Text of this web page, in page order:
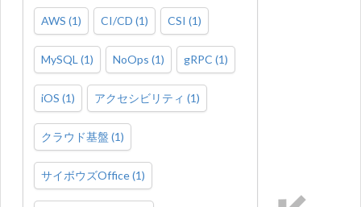
AWS (1) CI/CD (1) CSI (1)
MySQL (1) NoOps (1) gRPC (1)
iOS (1) アクセシビリティ (1)
クラウド基盤 (1)
サイボウズOffice(1)